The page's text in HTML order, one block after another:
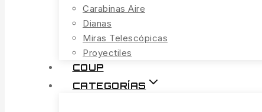
Carabinas Aire
Dianas
Miras Telescópicas
Proyectiles
COUP
CATEGORÍAS